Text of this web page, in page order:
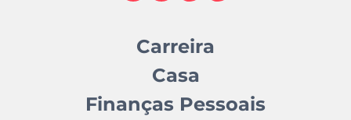
Carreira
Casa
Finanças Pessoais